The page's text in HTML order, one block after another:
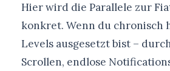
Hier wird die Parallele zur
konkret. Wenn du chronisch
Levels ausgesetzt bist –
Scrollen, endlose